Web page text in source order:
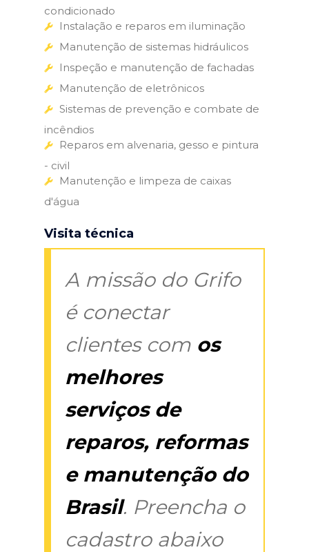
condicionado
Instalação e reparos em iluminação
Manutenção de sistemas hidráulicos
Inspeção e manutenção de fachadas
Manutenção de eletrônicos
Sistemas de prevenção e combate de
incêndios
Reparos em alvenaria, gesso e pintura
- civil
Manutenção e limpeza de caixas
d'água
Visita técnica
A missão do Grifo
é conectar
clientes com os
melhores
serviços de
reparos, reformas
e manutenção do
Brasil. Preencha o
cadastro abaixo